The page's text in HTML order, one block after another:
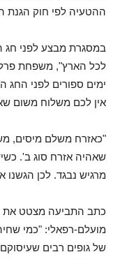
ההטעיה לפי חוק הגנת
במסגרת מבצע לפני
לכל הארץ", משפחת פרל
ימים ספורים לפני
אין לכם משלוח משום
"כאזרח משלם מיסים,
שאהיה אזרח סוג ב'.
מרגיש נבגד. לכן
כתב התביעה מצטט את
מועלם-רפאלי: "כמי
של גופים רבים